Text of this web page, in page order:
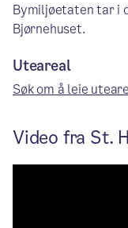
Bymiljøetaten tar i
Bjørnehuset.
Uteareal
Søk om å leie
Video fra St.